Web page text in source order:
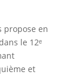
propose en
le 12ᵉ
et